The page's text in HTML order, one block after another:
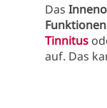
Das
Funktionen
Tinnitus
auf. Das